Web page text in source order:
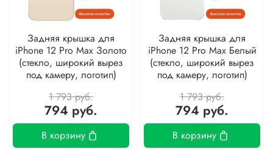
Задняя крышка для
iPhone 12 Pro Max Золото
(стекло, широкий вырез
под камеру, логотип)
1 793 руб.
794 руб.
В корзину
Задняя крышка для
iPhone 12 Pro Max Белый
(стекло, широкий вырез
под камеру, логотип)
1 793 руб.
794 руб.
В корзину